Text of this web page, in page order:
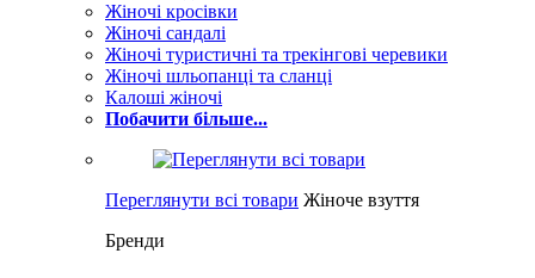
Жіночі кросівки
Жіночі сандалі
Жіночі туристичні та трекінгові черевики
Жіночі шльопанці та сланці
Калоші жіночі
Побачити більше...
Переглянути всі товари Жіноче взуття
Бренди